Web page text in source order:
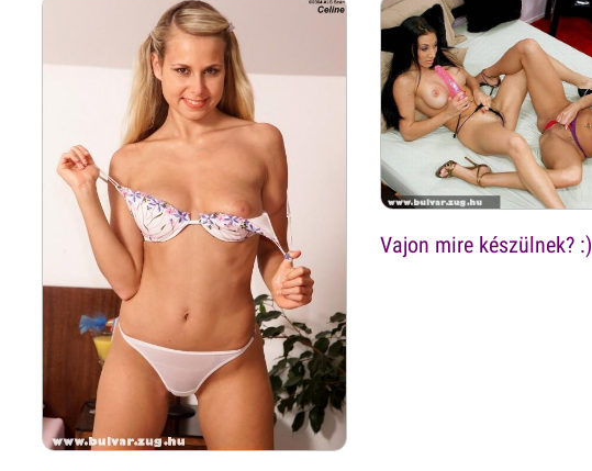
Vajon mire készülnek? :)